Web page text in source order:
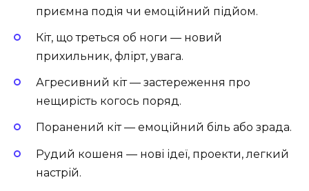
приємна подія чи емоційний підйом.
Кіт, що треться об ноги — новий
прихильник, флірт, увага.
Агресивний кіт — застереження про
нещирість когось поряд.
Поранений кіт — емоційний біль або зрада.
Рудий кошеня — нові ідеї, проекти, легкий
настрій.